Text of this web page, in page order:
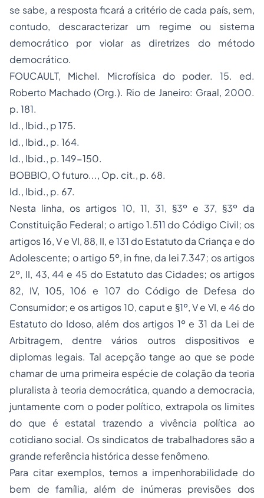
se sabe, a resposta ficará a critério de cada país, sem,
contudo, descaracterizar um regime ou sistema
democrático por violar as diretrizes do método
democrático.
FOUCAULT, Michel. Microfísica do poder. 15. ed.
Roberto Machado (Org.). Rio de Janeiro: Graal, 2000.
p. 181.
Id., Ibid., p 175.
Id., Ibid., p. 164.
Id., Ibid., p. 149-150.
BOBBIO, O futuro..., Op. cit., p. 68.
Id., Ibid., p. 67.
Nesta linha, os artigos 10, 11, 31, §3º e 37, §3º da
Constituição Federal; o artigo 1.511 do Código Civil; os
artigos 16, V e VI, 88, II, e 131 do Estatuto da Criança e do
Adolescente; o artigo 5º, in fine, da lei 7.347; os artigos
2º, II, 43, 44 e 45 do Estatuto das Cidades; os artigos
82, IV, 105, 106 e 107 do Código de Defesa do
Consumidor; e os artigos 10, capute §1º, V e VI, e 46 do
Estatuto do Idoso, além dos artigos 1º e 31 da Lei de
Arbitragem, dentre vários outros dispositivos e
diplomas legais. Tal acepção tange ao que se pode
chamar de uma primeira espécie de colação da teoria
pluralista à teoria democrática, quando a democracia,
juntamente com o poder político, extrapola os limites
do que é estatal trazendo a vivência política ao
cotidiano social. Os sindicatos de trabalhadores são a
grande referência histórica desse fenômeno.
Para citar exemplos, temos a impenhorabilidade do
bem de família, além de inúmeras previsões dos